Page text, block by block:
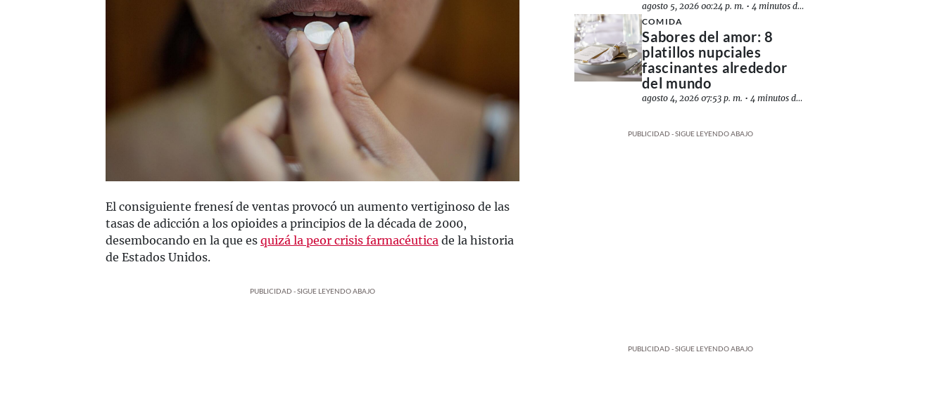
El consiguiente frenesí de ventas provocó un aumento vertiginoso de las
tasas de adicción a los opioides a principios de la década de 2000,
desembocando en la que es quizá la peor crisis farmacéutica de la historia
de Estados Unidos.
PUBLICIDAD - SIGUE LEYENDO ABAJO
agosto 5, 2026 00:24 p. m. •4 minutos de lectura
COMIDA
Sabores del amor: 8
platillos nupciales
fascinantes alrededor
del mundo
agosto 4, 2026 07:53 p. m. •4 minutos de lectura
PUBLICIDAD - SIGUE LEYENDO ABAJO
PUBLICIDAD - SIGUE LEYENDO ABAJO